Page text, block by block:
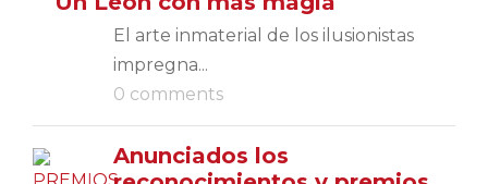
El arte inmaterial de los ilusionistas
impregna...
0 comments
Anunciados los